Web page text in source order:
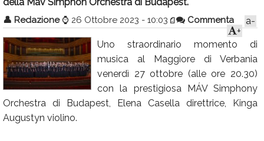
Info Utili
Rubriche
Calendario
Annunci
👤 Redazione ⌚ 26 Ottobre 2023 - 10:03 Commenta
a-
+
Uno straordinario momento di
musica al Maggiore di Verbania
venerdì 27 ottobre (alle ore 20.30)
con la prestigiosa MÁV Simphony
Orchestra di Budapest, Elena Casella direttrice, Kinga
Augustyn violino.